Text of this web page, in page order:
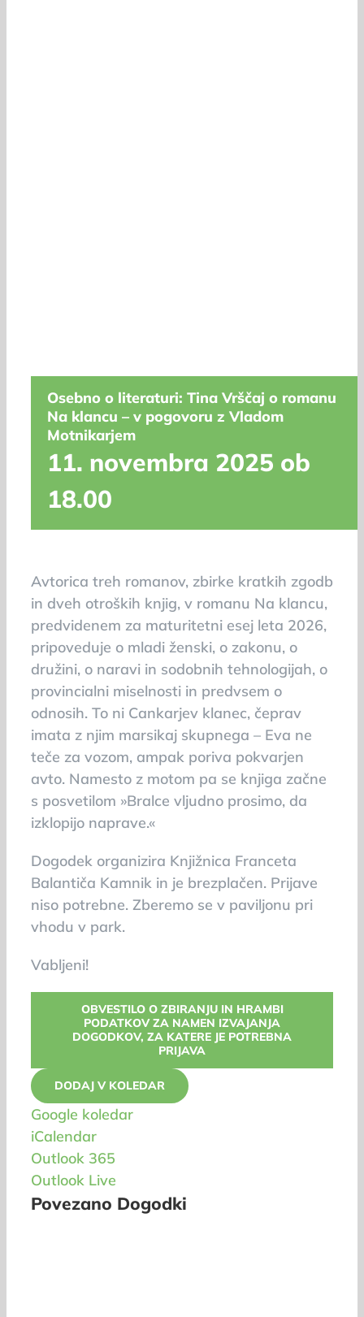
Osebno o literaturi: Tina Vrščaj o romanu
Na klancu – v pogovoru z Vladom
Motnikarjem
11. novembra 2025 ob
18.00
Avtorica treh romanov, zbirke kratkih zgodb
in dveh otroških knjig, v romanu Na klancu,
predvidenem za maturitetni esej leta 2026,
pripoveduje o mladi ženski, o zakonu, o
družini, o naravi in sodobnih tehnologijah, o
provincialni miselnosti in predvsem o
odnosih. To ni Cankarjev klanec, čeprav
imata z njim marsikaj skupnega – Eva ne
teče za vozom, ampak poriva pokvarjen
avto. Namesto z motom pa se knjiga začne
s posvetilom »Bralce vljudno prosimo, da
izklopijo naprave.«
Dogodek organizira Knjižnica Franceta
Balantiča Kamnik in je brezplačen. Prijave
niso potrebne. Zberemo se v paviljonu pri
vhodu v park.
Vabljeni!
OBVESTILO O ZBIRANJU IN HRAMBI
PODATKOV ZA NAMEN IZVAJANJA
DOGODKOV, ZA KATERE JE POTREBNA
PRIJAVA
DODAJ V KOLEDAR
Google koledar
iCalendar
Outlook 365
Outlook Live
Povezano Dogodki